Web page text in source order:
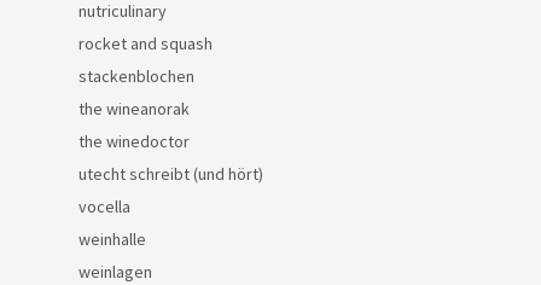
nutriculinary
rocket and squash
stackenblochen
the wineanorak
the winedoctor
utecht schreibt (und hört)
vocella
weinhalle
weinlagen